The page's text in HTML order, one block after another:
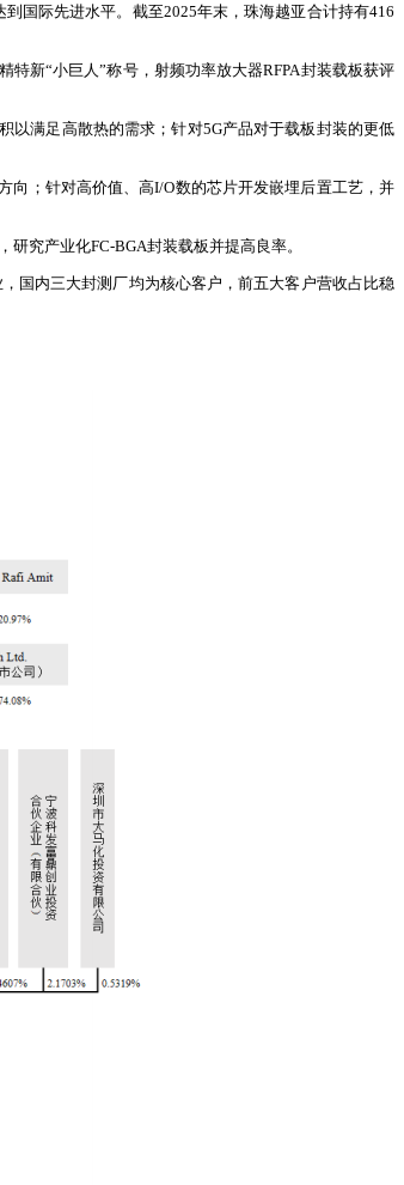
国际先进水平。截至2025年末，珠海越亚合计持有416
新“小巨人”称号，射频功率放大器RFPA封装载板获评
以满足高散热的需求；针对5G产品对于载板封装的更低
向；针对高价值、高I/O数的芯片开发嵌埋后置工艺，并
究产业化FC-BGA封装载板并提高良率。
国内三大封测厂均为核心客户，前五大客户营收占比稳